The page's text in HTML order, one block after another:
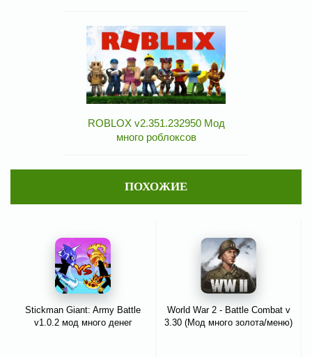
ROBLOX v2.351.232950 Мод
много роблоксов
ПОХОЖИЕ
Stickman Giant: Army Battle
v1.0.2 мод много денег
World War 2 - Battle Combat v
3.30 (Мод много золота/меню)